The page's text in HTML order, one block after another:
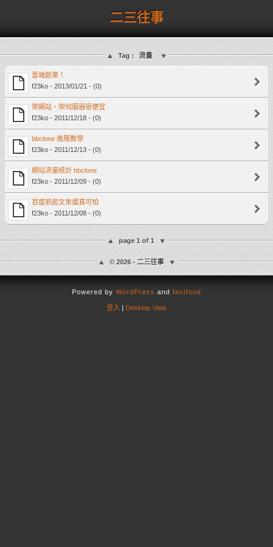
二三往事
Tag : 流量
雲端創業！
f23ko - 2013/01/21 - (0)
架網站、架伺服器很便宜
f23ko - 2011/12/18 - (0)
bbclone 進階教學
f23ko - 2011/12/13 - (0)
網站流量統計 bbclone
f23ko - 2011/12/09 - (0)
百度抓起文來還真可怕
f23ko - 2011/12/08 - (0)
page 1 of 1
© 2026 - 二三往事
Powered by WordPress and fastfood
登入 | Desktop View